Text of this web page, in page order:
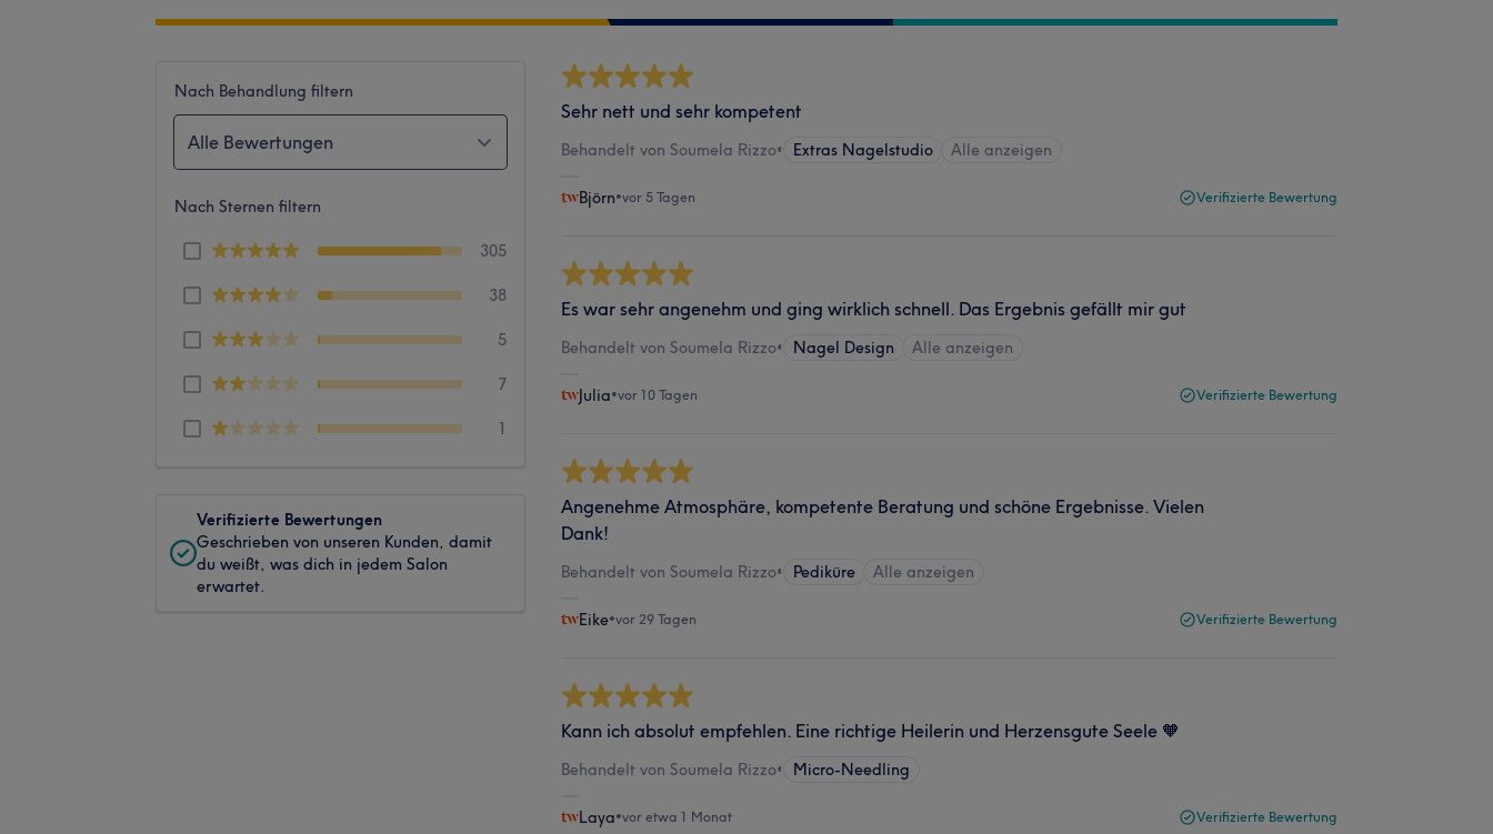
Nach Behandlung filtern
Alle Bewertungen
Nach Sternen filtern
305
38
5
7
1
Verifizierte Bewertungen
Geschrieben von unseren Kunden, damit
du weißt, was dich in jedem Salon
erwartet.
Sehr nett und sehr kompetent
Behandelt von Soumela Rizzo• Extras Nagelstudio Alle anzeigen
Björn•vor 5 Tagen Verifizierte Bewertung
Es war sehr angenehm und ging wirklich schnell. Das Ergebnis gefällt mir gut
Behandelt von Soumela Rizzo• Nagel Design Alle anzeigen
Julia•vor 10 Tagen Verifizierte Bewertung
Angenehme Atmosphäre, kompetente Beratung und schöne Ergebnisse. Vielen
Dank!
Behandelt von Soumela Rizzo• Pediküre Alle anzeigen
Eike•vor 29 Tagen Verifizierte Bewertung
Kann ich absolut empfehlen. Eine richtige Heilerin und Herzensgute Seele 🧡
Behandelt von Soumela Rizzo• Micro-Needling
Laya•vor etwa 1 Monat Verifizierte Bewertung